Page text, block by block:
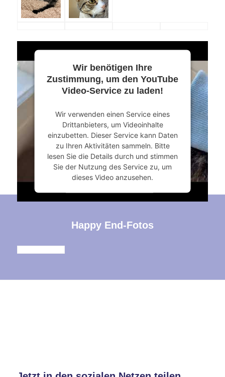
Wir benötigen Ihre
Zustimmung, um den YouTube
Video-Service zu laden!
Wir verwenden einen Service eines
Drittanbieters, um Videoinhalte
einzubetten. Dieser Service kann Daten
zu Ihren Aktivitäten sammeln. Bitte
lesen Sie die Details durch und stimmen
Sie der Nutzung des Service zu, um
dieses Video anzusehen.
Mehr Informationen
Akzeptieren
powered by
Management Platform
Happy End-Fotos